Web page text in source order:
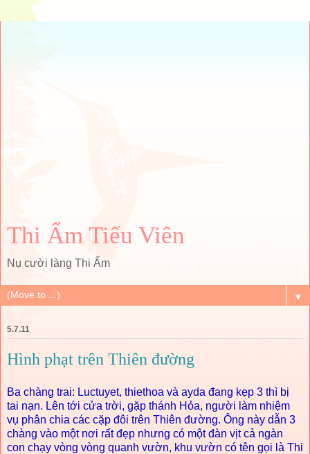
Thi Ẩm Tiếu Viên
Nụ cười làng Thi Ẩm
▼
5.7.11
Hình phạt trên Thiên đường
Ba chàng trai: Luctuyet, thiethoa và ayda đang kẹp 3 thì bị
tai nạn. Lên tới cửa trời, gặp thánh Hỏa, người làm nhiệm
vụ phân chia các cặp đôi trên Thiên đường. Ông này dẫn 3
chàng vào một nơi rất đẹp nhưng có một đàn vịt cả ngàn
con chạy vòng vòng quanh vườn, khu vườn có tên gọi là Thi